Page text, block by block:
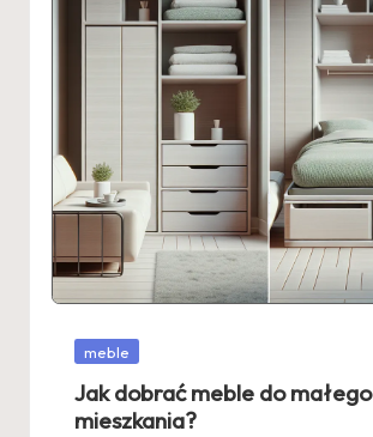
Posted
meble
Jak dobrać meble do małego
mieszkania?